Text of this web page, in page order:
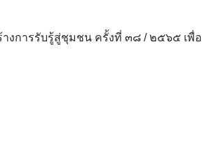
งการรับรู้สู่ชุมชน ครั้งที่ ๓๘ / ๒๕๖๕ เพื่อ